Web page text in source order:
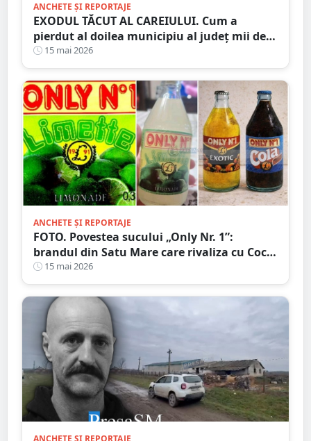
ANCHETE ȘI REPORTAJE
EXODUL TĂCUT AL CAREIULUI. Cum a
pierdut al doilea municipiu al județ mii de
locuitori. Orașul care îmbătrânește și se
golește
15 mai 2026
ANCHETE ȘI REPORTAJE
FOTO. Povestea sucului „Only Nr. 1”:
brandul din Satu Mare care rivaliza cu Coca-
Cola și Pepsi
15 mai 2026
ANCHETE ȘI REPORTAJE